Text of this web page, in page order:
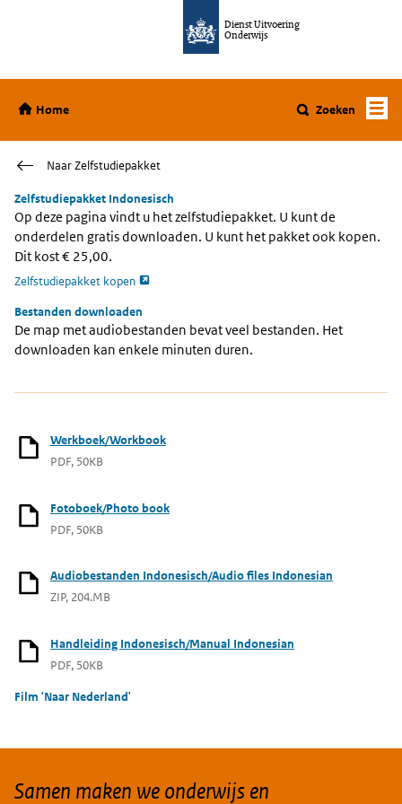
Dienst Uitvoering
Onderwijs
Home
Home Zoeken
Naar Zelfstudiepakket
Zelfstudiepakket Indonesisch
Op deze pagina vindt u het zelfstudiepakket. U kunt de
onderdelen gratis downloaden. U kunt het pakket ook kopen.
Dit kost € 25,00.
Zelfstudiepakket kopen opent externe pagina
Bestanden downloaden
De map met audiobestanden bevat veel bestanden. Het
downloaden kan enkele minuten duren.
Werkboek/Workbook
PDF, 50KB
Fotoboek/Photo book
PDF, 50KB
Audiobestanden Indonesisch/Audio files Indonesian
ZIP, 204.MB
Handleiding Indonesisch/Manual Indonesian
PDF, 50KB
Film 'Naar Nederland'
Samen maken we onderwijs en